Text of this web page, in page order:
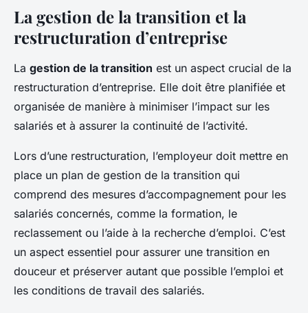
La gestion de la transition et la
restructuration d’entreprise
La gestion de la transition est un aspect crucial de la
restructuration d’entreprise. Elle doit être planifiée et
organisée de manière à minimiser l’impact sur les
salariés et à assurer la continuité de l’activité.
Lors d’une restructuration, l’employeur doit mettre en
place un plan de gestion de la transition qui
comprend des mesures d’accompagnement pour les
salariés concernés, comme la formation, le
reclassement ou l’aide à la recherche d’emploi. C’est
un aspect essentiel pour assurer une transition en
douceur et préserver autant que possible l’emploi et
les conditions de travail des salariés.